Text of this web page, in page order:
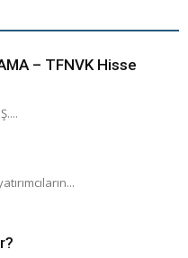
– TFNVK Hisse